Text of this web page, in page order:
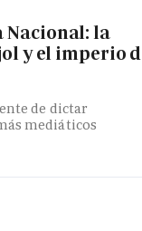
Nacional: la
y el imperio
de dictar
mediáticos